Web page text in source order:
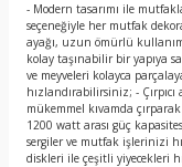
- Modern tasarımı ile
seçeneğiyle her mutfak
ayağı, uzun ömürlü
kolay taşınabilir bir yapıya
ve meyveleri kolayca
hızlandırabilirsiniz; -
mükemmel kıvamda
1200 watt arası güç
sergiler ve mutfak işlerinizi
diskleri ile çeşitli yiyecekleri